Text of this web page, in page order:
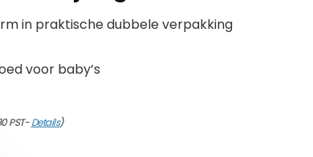
in praktische dubbele verpakking
voor baby’s
PST-Details)